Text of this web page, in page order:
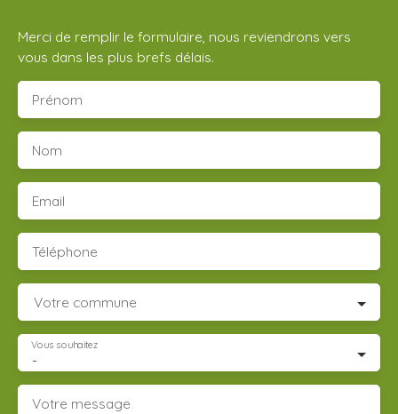
Merci de remplir le formulaire, nous reviendrons vers
vous dans les plus brefs délais.
Prénom
Nom
Email
Téléphone
Votre commune
-
Vous souhaitez
Votre message